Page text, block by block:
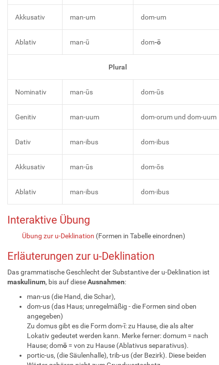
Akkusativ man-um dom-um
Ablativ man-ū dom-ō
Plural
Nominativ man-ūs dom-ūs
Genitiv man-uum dom-orum und dom-uum
Dativ man-ibus dom-ibus
Akkusativ man-ūs dom-ōs
Ablativ man-ibus dom-ibus
Interaktive Übung
Übung zur u-Deklination (Formen in Tabelle einordnen)
Erläuterungen zur u-Deklination
Das grammatische Geschlecht der Substantive der u-Deklination ist
maskulinum, bis auf dieseAusnahmen:
man-us (die Hand, die Schar),
dom-us (das Haus; unregelmäßig - die Formen sind oben
angegeben)
Zu domus gibt es die Form dom-ī: zu Hause, die als alter
Lokativ gedeutet werden kann. Merke ferner: domum = nach
Hause; domō = von zu Hause (Ablativus separativus).
portic-us, (die Säulenhalle), trib-us (der Bezirk). Diese beiden